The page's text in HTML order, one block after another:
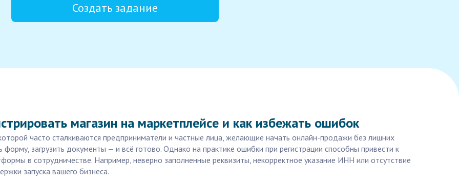
Создать задание
магазин на маркетплейсе и как избежать ошибок
часто сталкиваются предприниматели и частные лица, желающие начать онлайн-продажи без лишних
загрузить документы — и всё готово. Однако на практике ошибки при регистрации способны привести к
в сотрудничестве. Например, неверно заполненные реквизиты, некорректное указание ИНН или отсутствие
запуска вашего бизнеса.